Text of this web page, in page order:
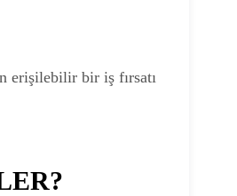
erişilebilir bir iş fırsatı